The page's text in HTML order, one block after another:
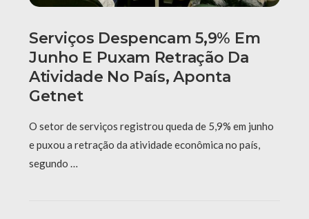
Serviços Despencam 5,9% Em
Junho E Puxam Retração Da
Atividade No País, Aponta
Getnet
O setor de serviços registrou queda de 5,9% em junho
e puxou a retração da atividade econômica no país,
segundo …